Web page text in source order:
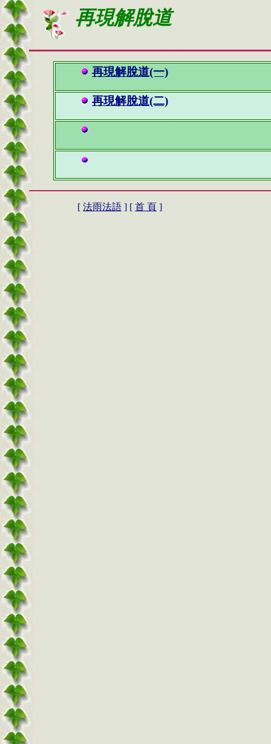
再現解脫道
再現解脫道(一)
再現解脫道(二)
[ 法雨法語 ] [ 首 頁 ]